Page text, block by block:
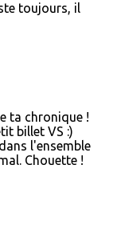
toujours, il
ta chronique !
billet VS :)
l'ensemble
Chouette !